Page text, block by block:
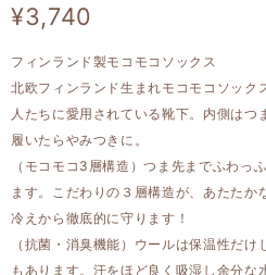
¥3,740
フィンランド製モコモコソックス
北欧フィンランド生まれモコモコソック
人たちに愛用されている靴下。内側はつ
履いたらやみつきに。
（モコモコ3層構造）つま先までふわっ
ます。こだわりの３層構造が、あたたか
冷えから徹底的に守ります！
（抗菌・消臭機能）ウールは保温性だ
もあります。汗をほど良く吸湿し余分な